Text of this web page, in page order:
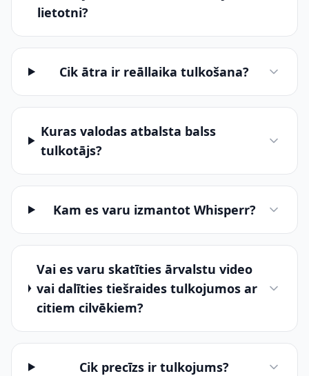
lietotni?
Cik ātra ir reāllaika tulkošana?
Kuras valodas atbalsta balss
tulkotājs?
Kam es varu izmantot Whisperr?
Vai es varu skatīties ārvalstu video
vai dalīties tiešraides tulkojumos ar
citiem cilvēkiem?
Cik precīzs ir tulkojums?